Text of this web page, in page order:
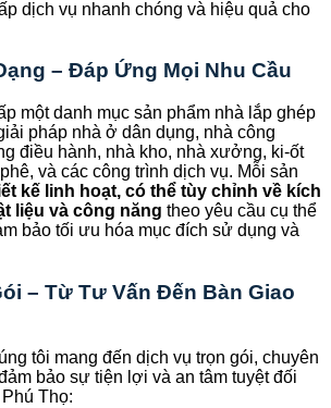
dịch vụ nhanh chóng và hiệu quả cho
– Đáp Ứng Mọi Nhu Cầu
một danh mục sản phẩm nhà lắp ghép
pháp nhà ở dân dụng, nhà công
điều hành, nhà kho, nhà xưởng, ki-ốt
và các công trình dịch vụ. Mỗi sản
kế linh hoạt, có thể tùy chỉnh về kích
liệu và công năng theo yêu cầu cụ thể
bảo tối ưu hóa mục đích sử dụng và
– Từ Tư Vấn Đến Bàn Giao
tôi mang đến dịch vụ trọn gói, chuyên
bảo sự tiện lợi và an tâm tuyệt đối
Thọ: